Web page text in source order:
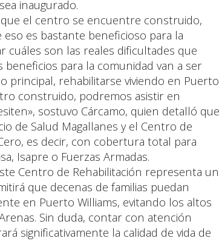
inaugurado.
el centro se encuentre construido,
es bastante beneficioso para la
cuáles son las reales dificultades que
para la comunidad van a ser
principal, rehabilitarse viviendo en Puerto
construido, podremos asistir en
sostuvo Cárcamo, quien detalló que
de Salud Magallanes y el Centro de
es decir, con cobertura total para
Isapre o Fuerzas Armadas.
Centro de Rehabilitación representa un
que decenas de familias puedan
en Puerto Williams, evitando los altos
Sin duda, contar con atención
significativamente la calidad de vida de